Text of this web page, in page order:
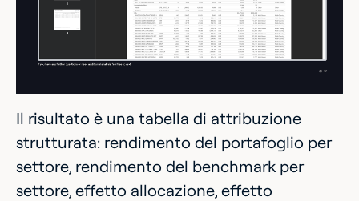
Il risultato è una tabella di attribuzione
strutturata: rendimento del portafoglio per
settore, rendimento del benchmark per
settore, effetto allocazione, effetto